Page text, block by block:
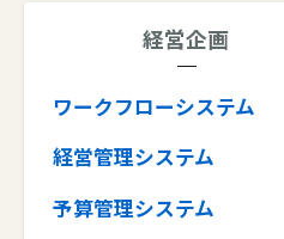
シングルサインオン
SSL証明
ノイズキャンセリング
評価・レビュー集計
経営企画
ワークフローシステム
経営管理システム
予算管理システム